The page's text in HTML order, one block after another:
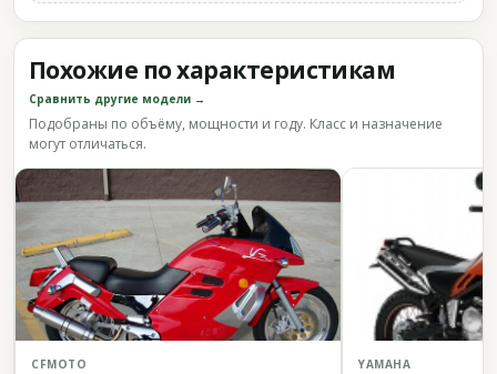
Похожие по характеристикам
Сравнить другие модели →
Подобраны по объёму, мощности и году. Класс и назначение
могут отличаться.
CFMOTO YAMAHA